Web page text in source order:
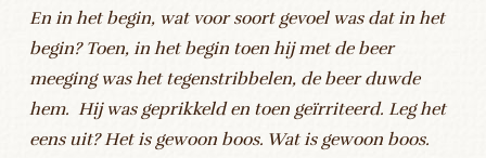
En in het begin, wat voor soort gevoel was dat in het
begin? Toen, in het begin toen hij met de beer
meeging was het tegenstribbelen, de beer duwde
hem. Hij was geprikkeld en toen geïrriteerd. Leg het
eens uit? Het is gewoon boos. Wat is gewoon boos.